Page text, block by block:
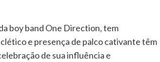
boy band One Direction, tem
e presença de palco cativante têm
de sua influência e